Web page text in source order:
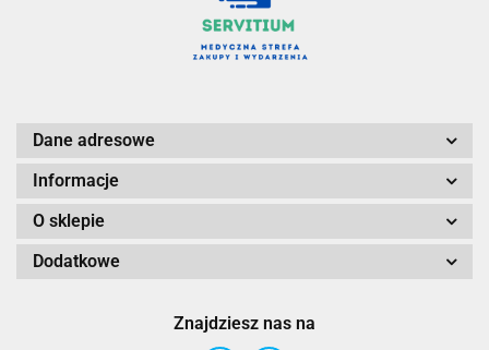
Dane adresowe
Informacje
O sklepie
Dodatkowe
Znajdziesz nas na